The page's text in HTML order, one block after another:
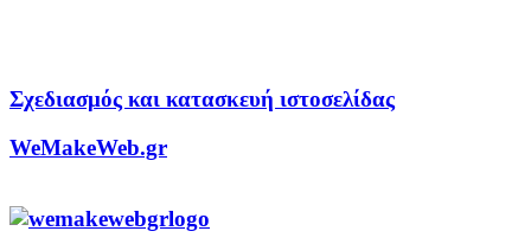
Σχεδιασμός και κατασκευή ιστοσελίδας
WeMakeWeb.gr